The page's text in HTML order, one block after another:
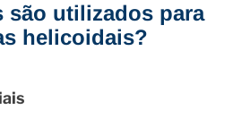
são utilizados para
helicoidais?